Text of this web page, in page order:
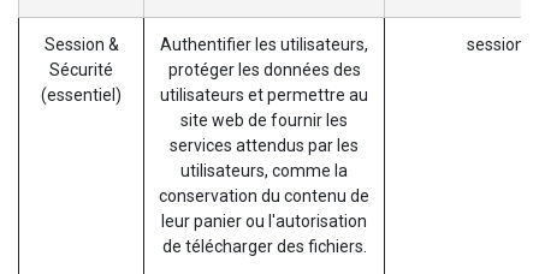
Session &
Sécurité
(essentiel)
Authentifier les utilisateurs,
protéger les données des
utilisateurs et permettre au
site web de fournir les
services attendus par les
utilisateurs, comme la
conservation du contenu de
leur panier ou l'autorisation
de télécharger des fichiers.